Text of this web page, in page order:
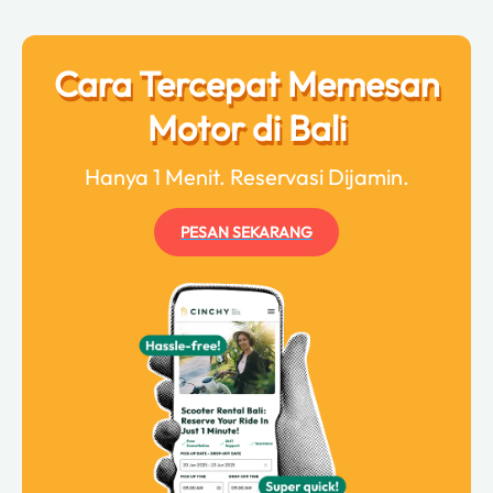
Cara Tercepat Memesan
Motor di Bali
Hanya 1 Menit. Reservasi Dijamin.
PESAN SEKARANG